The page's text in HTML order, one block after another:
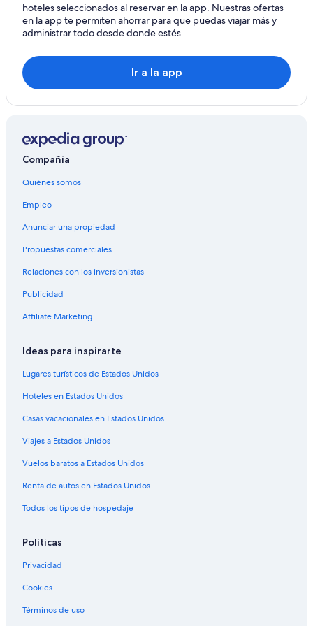
Hoteles en Gaiserwald
hoteles seleccionados al reservar en la app. Nuestras ofertas
en la app te permiten ahorrar para que puedas viajar más y
administrar todo desde donde estés.
Ir a la app
Compañía
Quiénes somos
Empleo
Anunciar una propiedad
Propuestas comerciales
Relaciones con los inversionistas
Publicidad
Affiliate Marketing
Ideas para inspirarte
Lugares turísticos de Estados Unidos
Hoteles en Estados Unidos
Casas vacacionales en Estados Unidos
Viajes a Estados Unidos
Vuelos baratos a Estados Unidos
Renta de autos en Estados Unidos
Todos los tipos de hospedaje
Políticas
Privacidad
Cookies
Términos de uso